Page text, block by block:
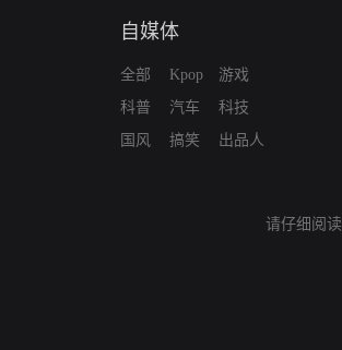
自媒体
全部
科普
国风
Kpop
汽车
搞笑
游戏
科技
出品人
请仔细阅读